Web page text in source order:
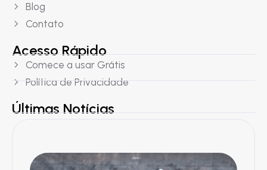
Blog
Contato
Acesso Rápido
Comece a usar Grátis
Política de Privacidade
Últimas Notícias